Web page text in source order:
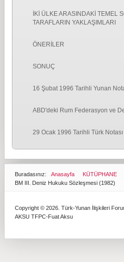
İKİ ÜLKE ARASINDAKİ TEMEL
TARAFLARIN YAKLAŞIMLARI
ÖNERİLER
SONUÇ
16 Şubat 1996 Tarihli Yunan
ABD'deki Rum Federasyon ve
29 Ocak 1996 Tarihli Türk Notası
Buradasınız: Anasayfa
KÜTÜPHANE
BM III. Deniz Hukuku Sözleşmesi (1982)
Copyright © 2026. Türk-Yunan İlişkileri
AKSU TFPC-Fuat Aksu